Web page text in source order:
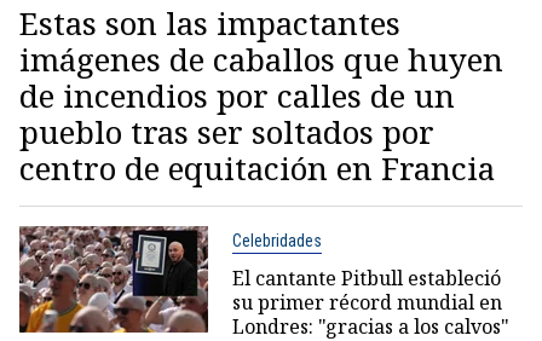
Estas son las impactantes
imágenes de caballos que huyen
de incendios por calles de un
pueblo tras ser soltados por
centro de equitación en Francia
Celebridades
El cantante Pitbull estableció
su primer récord mundial en
Londres: "gracias a los calvos"